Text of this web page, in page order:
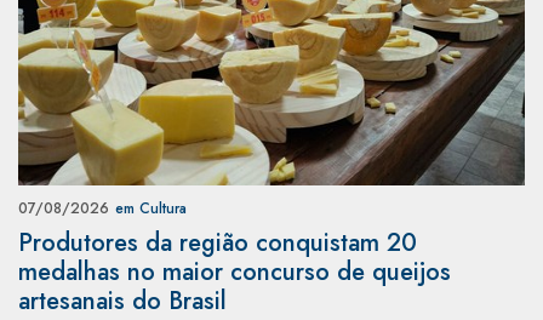
07/08/2026 em Cultura
Produtores da região conquistam 20
medalhas no maior concurso de queijos
artesanais do Brasil